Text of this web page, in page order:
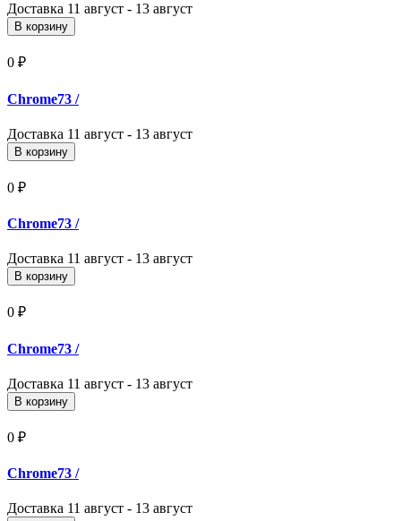
Доставка 11 август - 13 август
В корзину
0 ₽
Chrome73 /
Доставка 11 август - 13 август
В корзину
0 ₽
Chrome73 /
Доставка 11 август - 13 август
В корзину
0 ₽
Chrome73 /
Доставка 11 август - 13 август
В корзину
0 ₽
Chrome73 /
Доставка 11 август - 13 август